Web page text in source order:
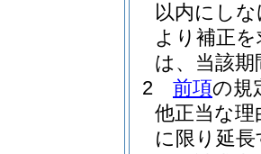
以内にし
より補正
は、当該
2
前項の規
他正当な
に限り延